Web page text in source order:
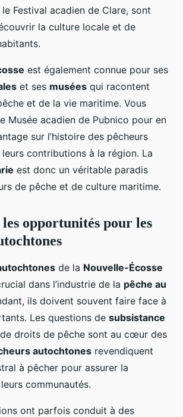
Festival acadien de Clare, sont
la culture locale et de
est également connue pour ses
et ses musées qui racontent
et de la vie maritime. Vous
Musée acadien de Pubnico pour en
sur l’histoire des pêcheurs
contributions à la région. La
est donc un véritable paradis
de pêche et de culture maritime.
opportunités pour les
de la Nouvelle-Écosse
dans l’industrie de la pêche au
ils doivent souvent faire face à
Les questions de subsistance
droits de pêche sont au cœur des
autochtones revendiquent
à pêcher pour assurer la
communautés.
ont parfois conduit à des